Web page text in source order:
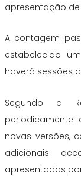
apresentação
A contagem
estabelecido
haverá sessões
Segundo a
novas versões,
adicionais
apresentadas